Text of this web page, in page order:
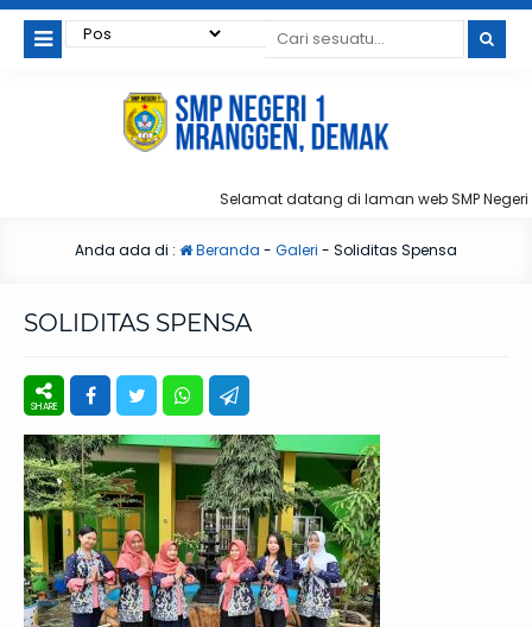
Selamat datang di laman web SMP Negeri
Anda ada di : Beranda - Galeri - Soliditas Spensa
SOLIDITAS SPENSA